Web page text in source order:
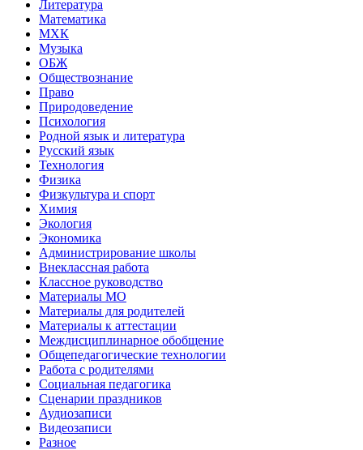
Литература
Математика
МХК
Музыка
ОБЖ
Обществознание
Право
Природоведение
Психология
Родной язык и литература
Русский язык
Технология
Физика
Физкультура и спорт
Химия
Экология
Экономика
Администрирование школы
Внеклассная работа
Классное руководство
Материалы МО
Материалы для родителей
Материалы к аттестации
Междисциплинарное обобщение
Общепедагогические технологии
Работа с родителями
Социальная педагогика
Сценарии праздников
Аудиозаписи
Видеозаписи
Разное